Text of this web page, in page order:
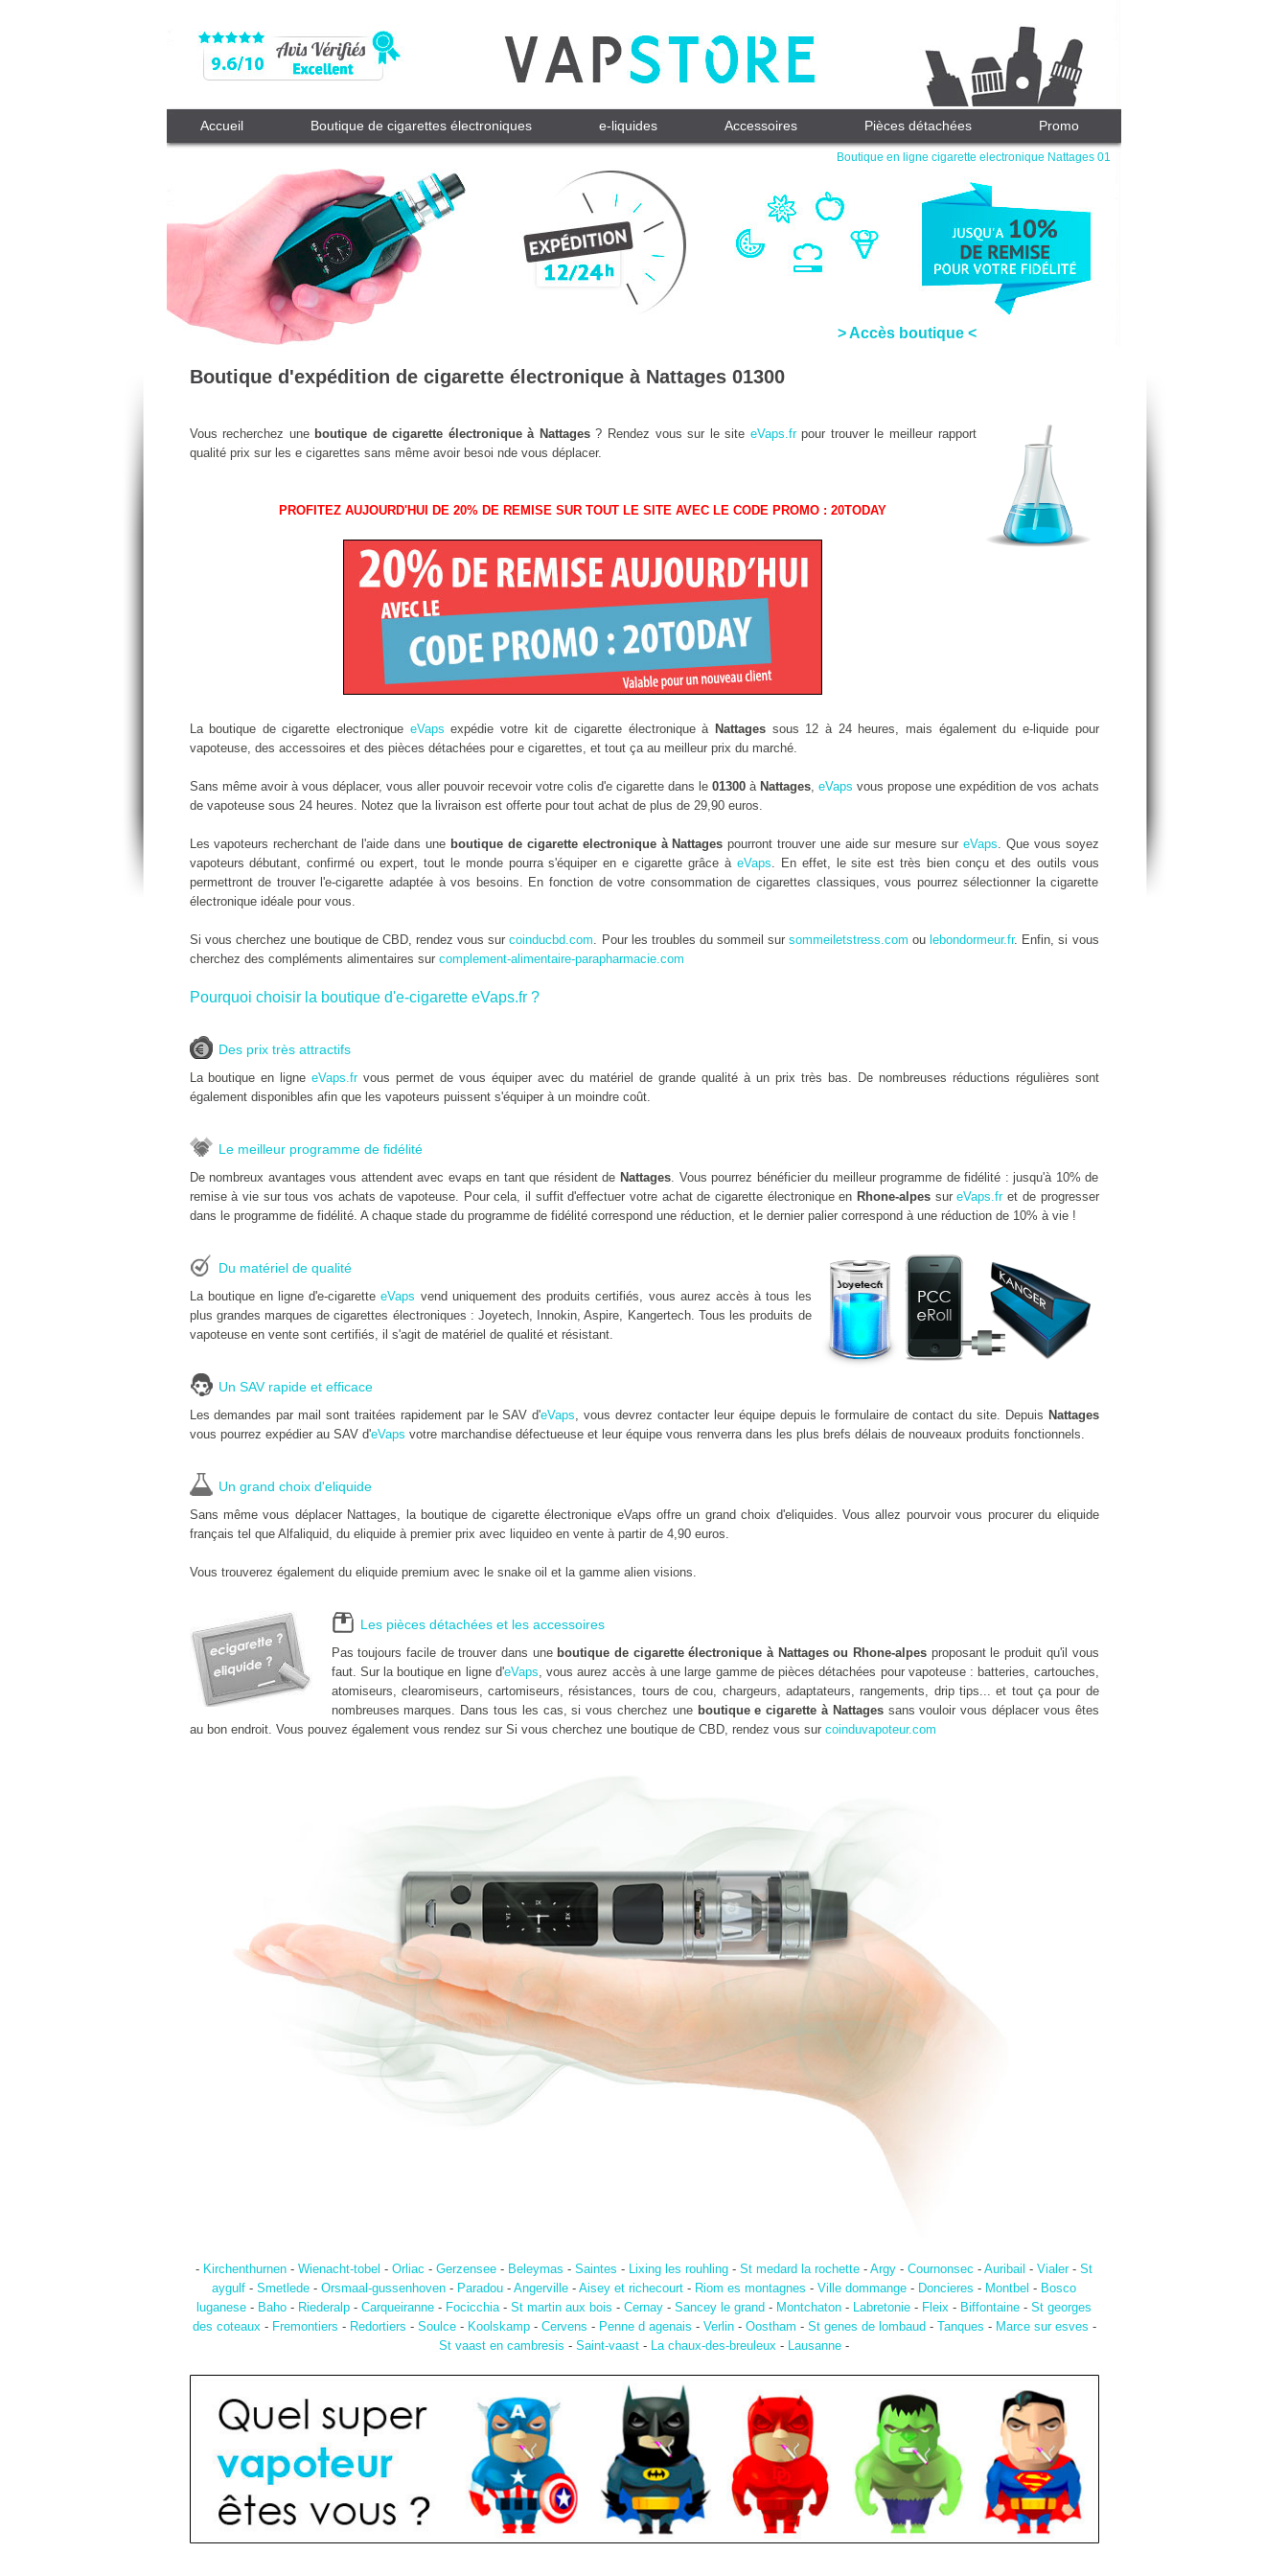
Boutique en ligne cigarette electronique Nattages 01
Accueil Boutique de cigarettes électroniques e-liquides Accessoires Pièces détachées Promo
> Accès boutique <
Boutique d'expédition de cigarette électronique à Nattages 01300
Vous recherchez une boutique de cigarette électronique à Nattages? Rendez vous sur le site eVaps.frpour trouver le meilleur rapport
qualité prix sur les e cigarettes sans même avoir besoi nde vous déplacer.
PROFITEZ AUJOURD'HUI DE 20% DE REMISE SUR TOUT LE SITE AVEC LE CODE PROMO : 20TODAY
La boutique de cigarette electronique eVaps expédie votre kit de cigarette électronique à Nattagessous 12 à 24 heures, mais également du e-liquide pour
vapoteuse, des accessoires et des pièces détachées pour e cigarettes, et tout ça au meilleur prix du marché.
Sans même avoir à vous déplacer, vous aller pouvoir recevoir votre colis d'e cigarette dans le01300 à Nattages,eVaps vous propose une expédition de vos achats
de vapoteuse sous 24 heures. Notez que la livraison est offerte pour tout achat de plus de 29,90 euros.
Les vapoteurs recherchant de l'aide dans une boutique de cigarette electronique à Nattages pourront trouver une aide sur mesure sur eVaps. Que vous soyez
vapoteurs débutant, confirmé ou expert, tout le monde pourra s'équiper en e cigarette grâce à eVaps. En effet, le site est très bien conçu et des outils vous
permettront de trouver l'e-cigarette adaptée à vos besoins. En fonction de votre consommation de cigarettes classiques, vous pourrez sélectionner la cigarette
électronique idéale pour vous.
Si vous cherchez une boutique de CBD, rendez vous surcoinducbd.com. Pour les troubles du sommeil sursommeiletstress.com ou lebondormeur.fr. Enfin, si vous
cherchez des compléments alimentaires sur complement-alimentaire-parapharmacie.com
Pourquoi choisir la boutique d'e-cigarette eVaps.fr ?
Des prix très attractifs
La boutique en ligneeVaps.frvous permet de vous équiper avec du matériel de grande qualité à un prix très bas. De nombreuses réductions régulières sont
également disponibles afin que les vapoteurs puissent s'équiper à un moindre coût.
Le meilleur programme de fidélité
De nombreux avantages vous attendent avec evaps en tant que résident de Nattages. Vous pourrez bénéficier du meilleur programme de fidélité : jusqu'à 10% de
remise à vie sur tous vos achats de vapoteuse. Pour cela, il suffit d'effectuer votre achat de cigarette électronique en Rhone-alpes sureVaps.fret de progresser
dans le programme de fidélité. A chaque stade du programme de fidélité correspond une réduction, et le dernier palier correspond à une réduction de 10% à vie !
Du matériel de qualité
La boutique en ligne d'e-cigaretteeVaps vend uniquement des produits certifiés, vous aurez accès à tous les
plus grandes marques de cigarettes électroniques : Joyetech, Innokin, Aspire, Kangertech. Tous les produits de
vapoteuse en vente sont certifiés, il s'agit de matériel de qualité et résistant.
Un SAV rapide et efficace
Les demandes par mail sont traitées rapidement par le SAV d'eVaps, vous devrez contacter leur équipe depuis le formulaire de contact du site. Depuis Nattages
vous pourrez expédier au SAV d'eVaps votre marchandise défectueuse et leur équipe vous renverra dans les plus brefs délais de nouveaux produits fonctionnels.
Un grand choix d'eliquide
Sans même vous déplacer Nattages, la boutique de cigarette électronique eVaps offre un grand choix d'eliquides. Vous allez pourvoir vous procurer du eliquide
français tel que Alfaliquid, du eliquide à premier prix avec liquideo en vente à partir de 4,90 euros.
Vous trouverez également du eliquide premium avec le snake oil et la gamme alien visions.
Les pièces détachées et les accessoires
Pas toujours facile de trouver dans une boutique de cigarette électronique à Nattages ou Rhone-alpes proposant le produit qu'il vous
faut. Sur la boutique en ligne d'eVaps, vous aurez accès à une large gamme de pièces détachées pour vapoteuse : batteries, cartouches,
atomiseurs, clearomiseurs, cartomiseurs, résistances, tours de cou, chargeurs, adaptateurs, rangements, drip tips... et tout ça pour de
nombreuses marques. Dans tous les cas, si vous cherchez une boutique e cigarette à Nattagessans vouloir vous déplacer vous êtes
au bon endroit. Vous pouvez également vous rendez sur Si vous cherchez une boutique de CBD, rendez vous sur coinduvapoteur.com
- Kirchenthurnen - Wienacht-tobel - Orliac - Gerzensee - Beleymas - Saintes - Lixing les rouhling - St medard la rochette - Argy - Cournonsec - Auribail - Vialer- St
aygulf - Smetlede - Orsmaal-gussenhoven - Paradou - Angerville - Aisey et richecourt - Riom es montagnes - Ville dommange - Doncieres - Montbel - Bosco
luganese - Baho - Riederalp - Carqueiranne - Focicchia- St martin aux bois - Cernay - Sancey le grand - Montchaton - Labretonie - Fleix - Biffontaine - St georges
des coteaux- Fremontiers - Redortiers - Soulce- Koolskamp- Cervens - Penne d agenais - Verlin- Oostham - St genes de lombaud - Tanques - Marce sur esves -
St vaast en cambresis - Saint-vaast - La chaux-des-breuleux - Lausanne -